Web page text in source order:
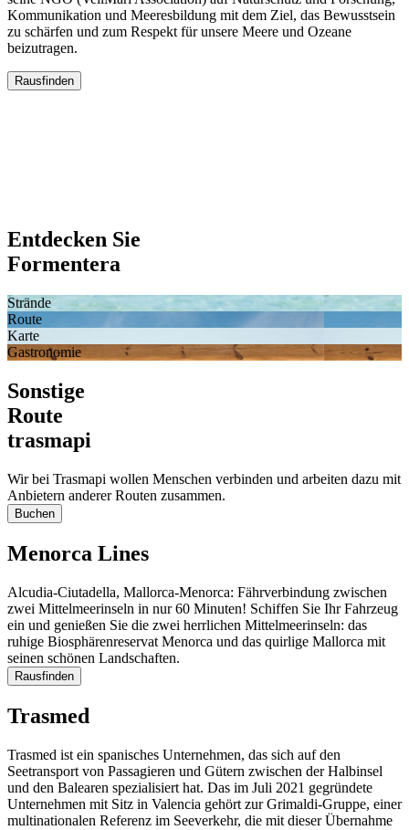
Kommunikation und Meeresbildung mit dem Ziel, das Bewusstsein
zu schärfen und zum Respekt für unsere Meere und Ozeane
beizutragen.
Rausfinden
Entdecken Sie
Formentera
Strände
Route
Karte
Gastronomie
Sonstige
Route
trasmapi
Wir bei Trasmapi wollen Menschen verbinden und arbeiten dazu mit
Anbietern anderer Routen zusammen.
Buchen
Menorca Lines
Alcudia-Ciutadella, Mallorca-Menorca: Fährverbindung zwischen
zwei Mittelmeerinseln in nur 60 Minuten! Schiffen Sie Ihr Fahrzeug
ein und genießen Sie die zwei herrlichen Mittelmeerinseln: das
ruhige Biosphärenreservat Menorca und das quirlige Mallorca mit
seinen schönen Landschaften.
Rausfinden
Trasmed
Trasmed ist ein spanisches Unternehmen, das sich auf den
Seetransport von Passagieren und Gütern zwischen der Halbinsel
und den Balearen spezialisiert hat. Das im Juli 2021 gegründete
Unternehmen mit Sitz in Valencia gehört zur Grimaldi-Gruppe, einer
multinationalen Referenz im Seeverkehr, die mit dieser Übernahme